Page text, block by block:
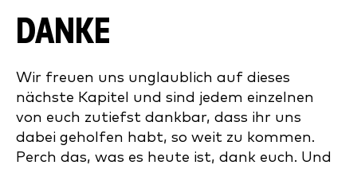
DANKE
Wir freuen uns unglaublich auf dieses
nächste Kapitel und sind jedem einzelnen
von euch zutiefst dankbar, dass ihr uns
dabei geholfen habt, so weit zu kommen.
Perch das, was es heute ist, dank euch. Und